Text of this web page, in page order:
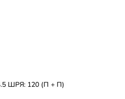
ШРЯ: 120 (П + П)